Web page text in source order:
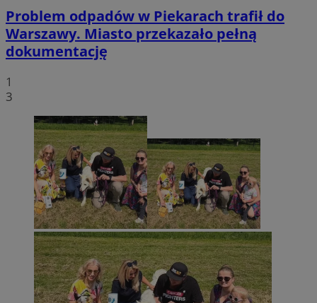
Problem odpadów w Piekarach trafił do
Warszawy. Miasto przekazało pełną
dokumentację
1
3